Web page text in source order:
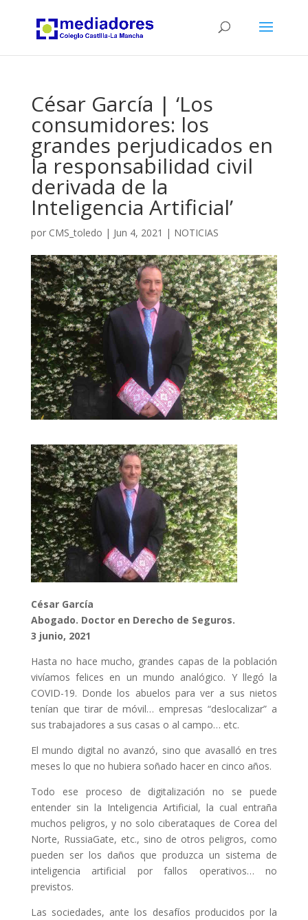
César García | ‘Los
consumidores: los
grandes perjudicados en
la responsabilidad civil
derivada de la
Inteligencia Artificial’
por CMS_toledo | Jun 4, 2021 | NOTICIAS
César García
Abogado. Doctor en Derecho de Seguros.
3 junio, 2021
Hasta no hace mucho, grandes capas de la población
vivíamos felices en un mundo analógico. Y llegó la
COVID-19. Donde los abuelos para ver a sus nietos
tenían que tirar de móvil… empresas “deslocalizar” a
sus trabajadores a sus casas o al campo… etc.
El mundo digital no avanzó, sino que avasalló en tres
meses lo que no hubiera soñado hacer en cinco años.
Todo ese proceso de digitalización no se puede
entender sin la Inteligencia Artificial, la cual entraña
muchos peligros, y no solo ciberataques de Corea del
Norte, RussiaGate, etc., sino de otros peligros, como
pueden ser los daños que produzca un sistema de
inteligencia artificial por fallos operativos… no
previstos.
Las sociedades, ante los desafíos producidos por la